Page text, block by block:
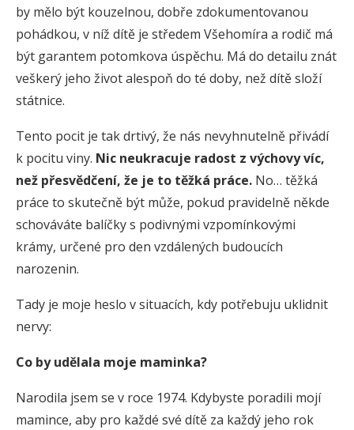
by mělo být kouzelnou, dobře zdokumentovanou
pohádkou, v níž dítě je středem Všehomíra a rodič má
být garantem potomkova úspěchu. Má do detailu znát
veškerý jeho život alespoň do té doby, než dítě složí
státnice.
Tento pocit je tak drtivý, že nás nevyhnutelně přivádí
k pocitu viny. Nic neukracuje radost z výchovy víc,
než přesvědčení, že je to těžká práce. No… těžká
práce to skutečně být může, pokud pravidelně někde
schováváte balíčky s podivnými vzpomínkovými
krámy, určené pro den vzdálených budoucích
narozenin.
Tady je moje heslo v situacích, kdy potřebuju uklidnit
nervy:
Co by udělala moje maminka?
Narodila jsem se v roce 1974. Kdybyste poradili mojí
mamince, aby pro každé své dítě za každý jeho rok